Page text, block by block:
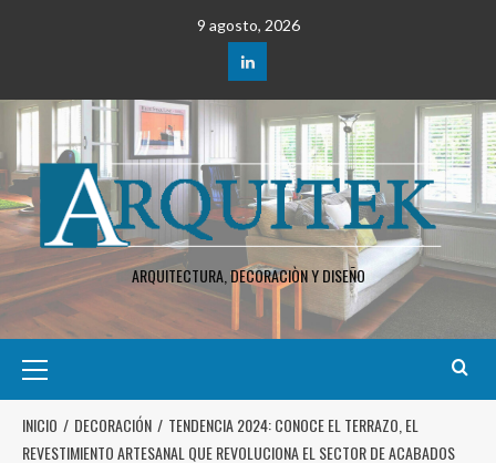
9 agosto, 2026
ARQUITECTURA, DECORACIÒN Y DISEÑO
INICIO DECORACIÓN
TENDENCIA 2024: CONOCE EL TERRAZO, EL
REVESTIMIENTO ARTESANAL QUE REVOLUCIONA EL SECTOR DE ACABADOS